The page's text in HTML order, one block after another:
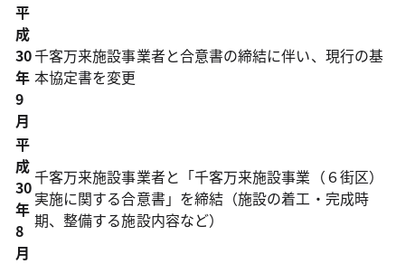
平
成
30
年
9
月
千客万来施設事業者と合意書の締結に伴い、現行の基
本協定書を変更
平
成
30
年
8
月
千客万来施設事業者と「千客万来施設事業（６街区）
実施に関する合意書」を締結（施設の着工・完成時
期、整備する施設内容など）